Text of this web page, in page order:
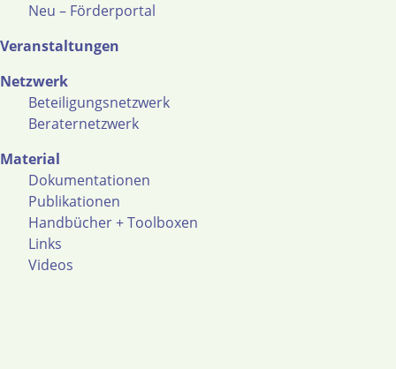
Neu – Förderportal
Veranstaltungen
Netzwerk
Beteiligungsnetzwerk
Beraternetzwerk
Material
Dokumentationen
Publikationen
Handbücher + Toolboxen
Links
Videos